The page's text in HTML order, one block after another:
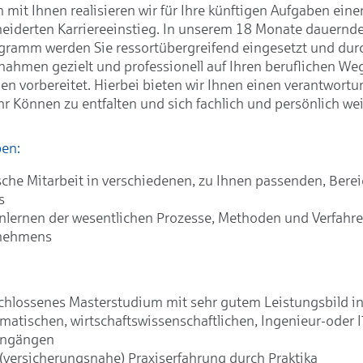
mit Ihnen realisieren wir für Ihre künftigen Aufgaben
Karriereeinstieg. In unserem 18 Monate
werden Sie ressortübergreifend eingesetzt und
gezielt und professionell auf Ihren beruflichen
vorbereitet. Hierbei bieten wir Ihnen einen
Können zu entfalten und sich fachlich und persönlich
Mitarbeit in verschiedenen, zu Ihnen passenden,
der wesentlichen Prozesse, Methoden und
Masterstudium mit sehr gutem Leistungsbild
wirtschaftswissenschaftlichen, Ingenieur-oder
Praxiserfahrung durch Praktika